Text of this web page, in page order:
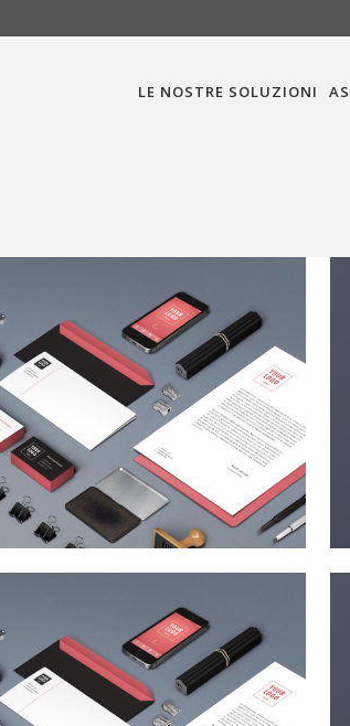
LE NOSTRE SOLUZIONI